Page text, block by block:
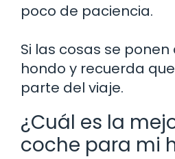
poco de paciencia.
Si las cosas se
hondo y recuerda
parte del viaje.
¿Cuál es la
coche para mi